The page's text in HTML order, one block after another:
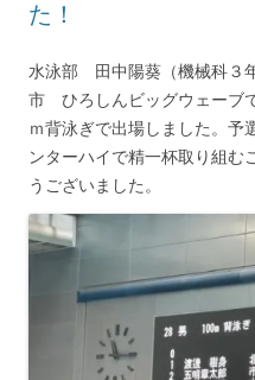
た！
水泳部 田中陽葵（機械科３
市 ひろしんビッグウェーブ
ｍ背泳ぎで出場しました。予
ンターハイで精一杯取り組む
うございました。